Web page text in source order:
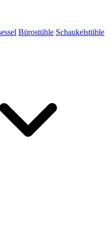
Bürostühle Schaukelstühle